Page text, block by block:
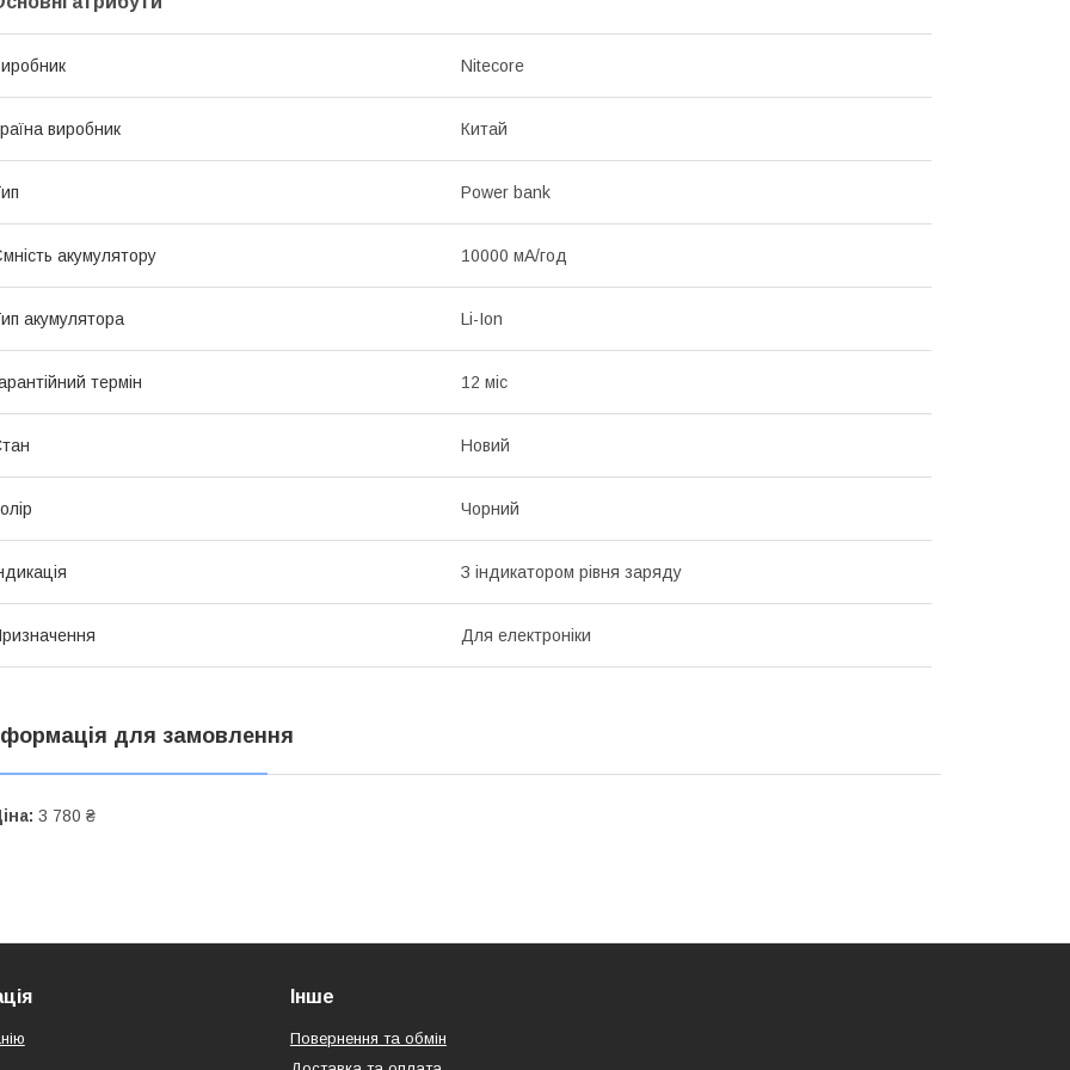
Nitecore
виробник Китай
Power bank
акумулятору 10000 мА/год
акумулятора Li-Ion
термін 12 міс
Новий
Чорний
З індикатором рівня заряду
Для електроніки
для замовлення
3 780 ₴
Інше
Повернення та обмін